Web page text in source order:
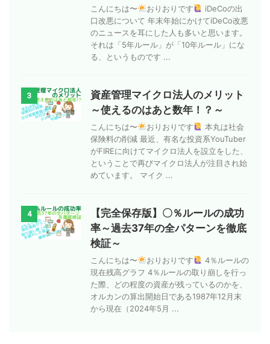
こんにちは〜 おりおりです
iDeCoの出
口改悪について 年末年始にかけてiDeCo改悪
のニュースを耳にした人も多いと思います。
それは「5年ルール」が「10年ルール」にな
る、というものです ...
3
資産管理マイクロ法人のメリット
～使えるのはあと数年！？～
こんにちは〜 おりおりです
本丸は社会
保険料の削減 最近、有名な投資系YouTuber
がFIREに向けてマイクロ法人を設立をした、
ということで再びマイクロ法人が注目され始
めています。 マイク ...
4
【完全保存版】〇％ルールの成功
率～過去37年の全パターンを徹底
検証～
こんにちは〜 おりおりです
4％ルールの
現在残高グラフ 4％ルールの取り崩しを行っ
た際、どの程度の資産が残っているのかを、
オルカンの算出開始日である1987年12月末
から現在（2024年5月 ...